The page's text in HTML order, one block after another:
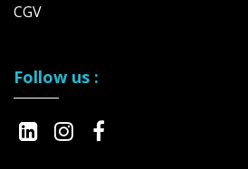
CGV
Follow us :